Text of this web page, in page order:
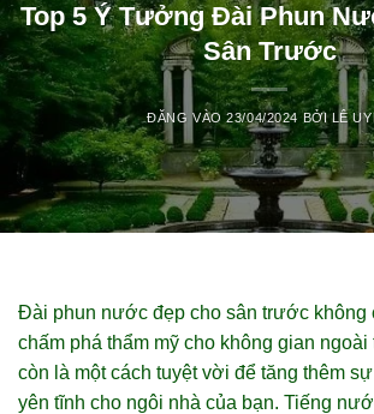
Top 5 Ý Tưởng Đài Phun
Sân Trước
ĐĂNG VÀO23/04/2024 BỞILÊ
Đài phun nước đẹp cho sân trước không
chấm phá thẩm mỹ cho không gian ngoài
còn là một cách tuyệt vời để tăng thêm
yên tĩnh cho ngôi nhà của bạn. Tiếng